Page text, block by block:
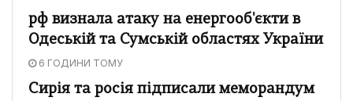
рф визнала атаку на енергооб'єкти в
Одеській та Сумській областях України
6 ГОДИНИ ТОМУ
Сирія та росія підписали меморандум